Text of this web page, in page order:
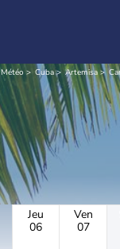
Météo Cuba Artemisa
Jeu
06
Ven
07